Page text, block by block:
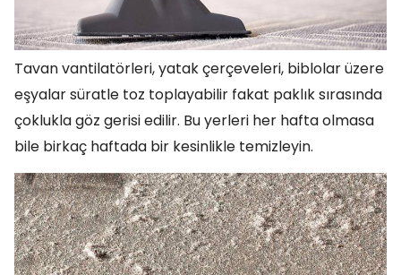
Tavan vantilatörleri, yatak çerçeveleri, biblolar üzere
eşyalar süratle toz toplayabilir fakat paklık sırasında
çoklukla göz gerisi edilir. Bu yerleri her hafta olmasa
bile birkaç haftada bir kesinlikle temizleyin.